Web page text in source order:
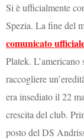
Si è ufficialmente
Spezia. La fine del
comunicato
Platek.
raccogliere
era insediato il 22
crescita del club.
posto del DS